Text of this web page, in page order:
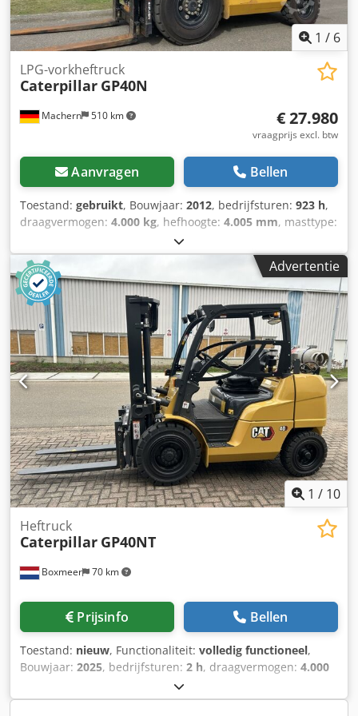
1 / 6
Machern 510 km
LPG-vorkheftruck
Caterpillar GP40N
€ 27.980
vraagprijs excl. btw
Aanvragen Bellen
Toestand: gebruikt, Bouwjaar: 2012, bedrijfsturen: 923 h,
draagvermogen: 4.000 kg, hefhoogte: 4.005 mm, masttype:
2.700 mm
pk), vorklengte:1.200 mm, leeggewicht:6.095 kg, totale
lengte:3.000 mm
, bouwbreedte:
1.415 mm, LPG vorkheftruck Zwaartepunt last: 500
Vorkbreedte: 125 mm Vorkdikte: 50 mm Type mast:
Standaard Technische staat: Zeer goed Type voorbanden:
Lucht Conditie voorbanden: 60 - 80% Achterbanden Type:
Lucht Achterbanden Toestand: 60 - 80% Omschrijving:
Gebruikte machine in goede staat. Onderhoud en UVV-
inspectie vernieuwd. Gebruikte machine met 3 maanden
garantie. Sideshift, vorkversteller, 3e ventiel, 4e ventiel,
werklampen achter, werklampen voor, verwarming,
volledige cabine, Crsdpol Hbmpjfx Aaief
Advertentie
1 / 10
Boxmeer 70 km
Heftruck
Caterpillar GP40NT
Prijsinfo Bellen
Toestand: nieuw, Functionaliteit: volledig functioneel,
Bouwjaar: 2025, bedrijfsturen: 2 h, draagvermogen: 4.000
, brandstoftype:
duplex, motorfabrikant:Mitsubsihi, vorklengte:1.200 mm,